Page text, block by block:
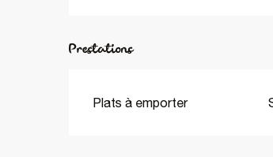
Prestations
Plats à emporter